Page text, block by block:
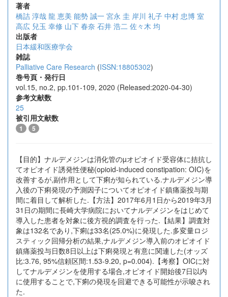
著者
橋詰 淳哉 龍 恵美 能勢 誠一 宮永 圭 岸川 礼子 中村 忠博 室
高広 兒玉 幸修 山下 春奈 石井 浩二 佐々木 均
出版者
日本緩和医療学会
雑誌
Palliative Care Research (ISSN:18805302)
巻号頁・発行日
vol.15, no.2, pp.101-109, 2020 (Released:2020-04-30)
参考文献数
25
被引用文献数
1 5
【目的】ナルデメジンは消化管のµオピオイド受容体に拮抗し
てオピオイド誘発性便秘(opioid-induced constipation: OIC)を
改善するが,副作用として下痢が知られている.ナルデメジン導
入後の下痢発現の予測因子についてオピオイド鎮痛薬投与期
間に着目して解析した.【方法】2017年6月1日から2019年3月
31日の期間に長崎大学病院においてナルデメジンをはじめて
導入した患者を対象に後方視的調査を行った.【結果】調査対
象は132名であり,下痢は33名(25.0%)に発現した.多変量ロジ
スティック回帰分析の結果,ナルデメジン導入前のオピオイド
鎮痛薬投与日数8日以上は下痢発現と有意に関連した(オッズ
比:3.76, 95%信頼区間:1.53-9.20, p=0.004).【考察】OICに対
してナルデメジンを使用する場合,オピオイド開始後7日以内
に使用することで,下痢の発現を回避できる可能性が示唆され
た.